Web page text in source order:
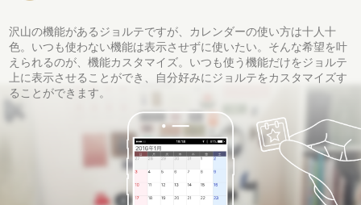
沢山の機能があるジョルテですが、カレンダーの使い方は十人十
色。いつも使わない機能は表示させずに使いたい。そんな希望を叶
えられるのが、機能カスタマイズ。いつも使う機能だけをジョルテ
上に表示させることができ、自分好みにジョルテをカスタマイズす
ることができます。